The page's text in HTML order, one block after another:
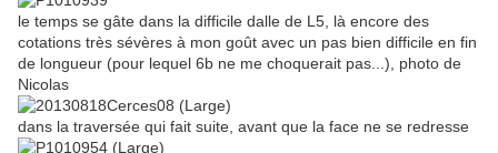
le temps se gâte dans la difficile dalle de L5, là encore des
cotations très sévères à mon goût avec un pas bien difficile en fin
de longueur (pour lequel 6b ne me choquerait pas...), photo de
Nicolas
dans la traversée qui fait suite, avant que la face ne se redresse